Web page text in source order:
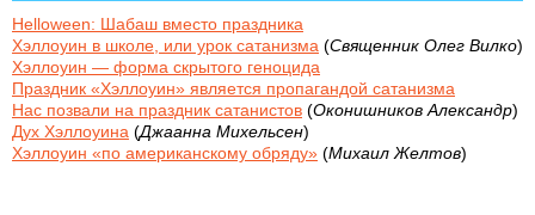
Helloween: Шабаш вместо праздника
Хэллоуин в школе, или урок сатанизма (Священник Олег Вилко)
Хэллоуин — форма скрытого геноцида
Праздник «Хэллоуин» является пропагандой сатанизма
Нас позвали на праздник сатанистов (Оконишников Александр)
Дух Хэллоуина (Джаанна Михельсен)
Хэллоуин «по американскому обряду» (Михаил Желтов)